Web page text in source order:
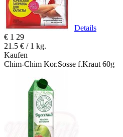
Details
€ 1 29
21.5 € / 1 kg.
Kaufen
Chim-Chim Kor.Sosse f.Kraut 60g